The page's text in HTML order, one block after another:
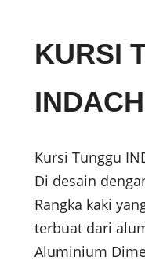
KURSI
Kursi Tunggu
Di desain
Rangka kaki
terbuat dari
Aluminium